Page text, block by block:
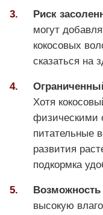
Риск
могут
кокосовых
сказаться на
Хотя
физическими
питательные
развития
подкормка
высокую